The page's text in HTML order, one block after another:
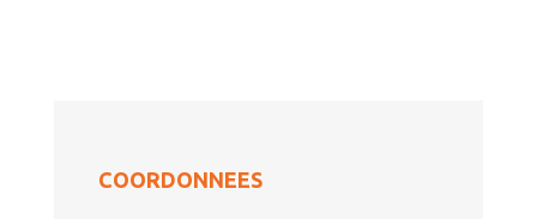
COORDONNEES